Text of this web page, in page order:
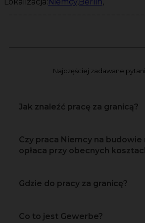
Najczęściej zadawane
Jak znaleźć pracę za granicą?
Czy praca Niemcy na budowie
opłaca przy obecnych
Gdzie do pracy za granicę?
Co to jest Gewerbe?